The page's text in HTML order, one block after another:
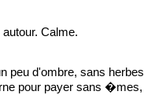
Calme.
peu d'ombre, sans herbes
pour payer sans �mes,